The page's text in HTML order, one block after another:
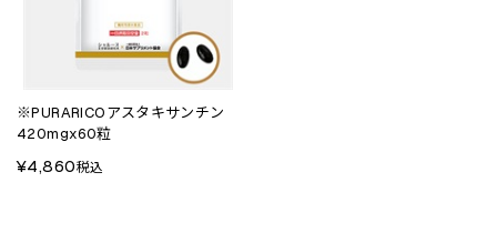
※PURARICOアスタキサンチン
420mgx60粒
¥4,860税込